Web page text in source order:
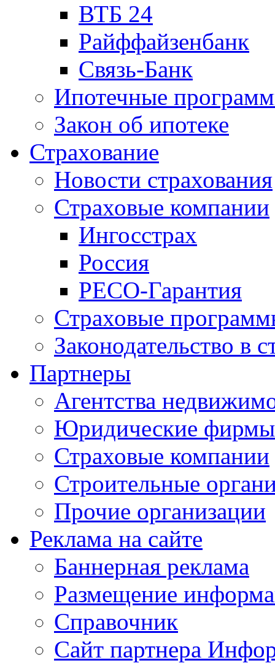
ВТБ 24
Райффайзенбанк
Связь-Банк
Ипотечные
Закон об ипотеке
Страхование
Новости страхования
Страховые компании
Ингосстрах
Россия
РЕСО-Гарантия
Страховые
Законодательство в
Партнеры
Агентства
Юридические фирмы
Страховые компании
Строительные
Прочие организации
Реклама на сайте
Баннерная реклама
Размещение
Справочник
Сайт партнера